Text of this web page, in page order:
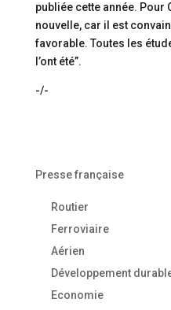
publiée cette année. Pour
nouvelle, car il est
favorable. Toutes les
l’ont été”.
-/-
Presse française
Routier
Ferroviaire
Aérien
Développement
Economie